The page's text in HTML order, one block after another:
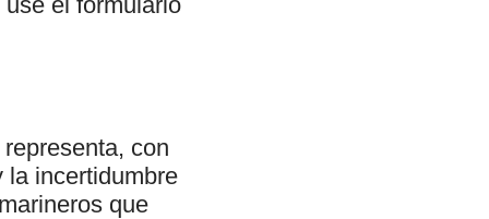
con
la incertidumbre
que